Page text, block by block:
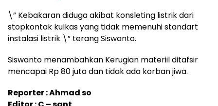
\” Kebakaran diduga akibat konsleting listrik dari
stopkontak kulkas yang tidak memenuhi standart
instalasi listrik \” terang Siswanto.
Siswanto menambahkan Kerugian materiil ditafsir
mencapai Rp 80 juta dan tidak ada korban jiwa.
Reporter : Ahmad so